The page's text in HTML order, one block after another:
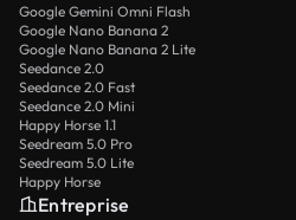
Google Gemini Omni Flash
Google Nano Banana 2
Google Nano Banana 2 Lite
Seedance 2.0
Seedance 2.0 Fast
Seedance 2.0 Mini
Happy Horse 1.1
Seedream 5.0 Pro
Seedream 5.0 Lite
Happy Horse
Entreprise